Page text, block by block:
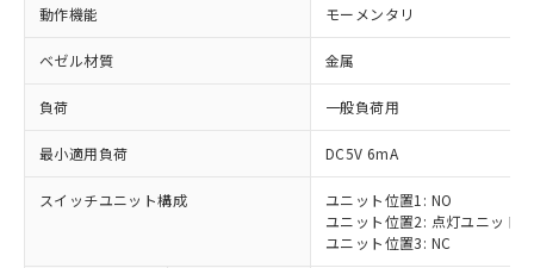
動作機能 モーメンタリ
ベゼル材質 金属
負荷 一般負荷用
最小適用負荷 DC5V 6mA
スイッチユニット構成
ユニット位置1: NO
ユニット位置2: 点灯ユニット
ユニット位置3: NC